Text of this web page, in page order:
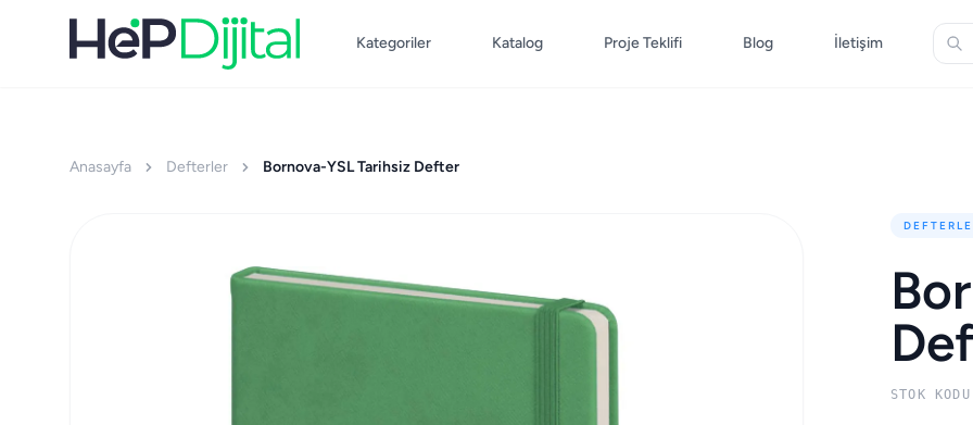
Kategoriler Katalog Proje Teklifi Blog İletişim
Anasayfa Defterler Bornova-YSL Tarihsiz Defter
STOK